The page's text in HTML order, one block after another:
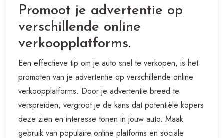
Promoot je advertentie op
verschillende online
verkoopplatforms.
Een effectieve tip om je auto snel te verkopen, is het
promoten van je advertentie op verschillende online
verkoopplatforms. Door je advertentie breed te
verspreiden, vergroot je de kans dat potentiële kopers
deze zien en interesse tonen in jouw auto. Maak
gebruik van populaire online platforms en sociale